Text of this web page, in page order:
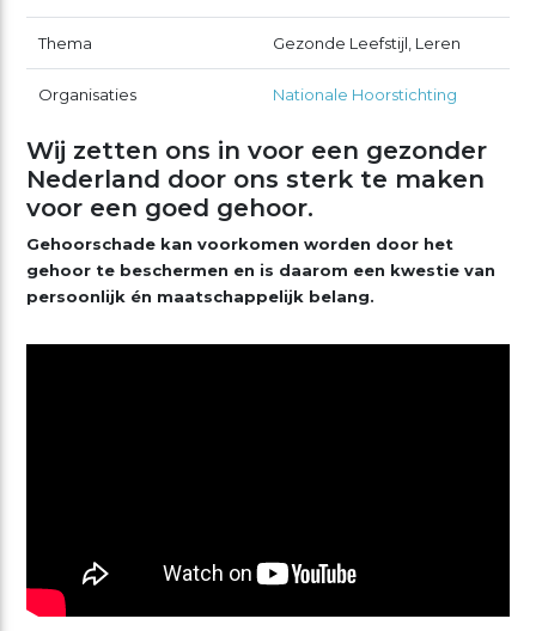
Thema Gezonde Leefstijl, Leren
Organisaties Nationale Hoorstichting
Wij zetten ons in voor een gezonder
Nederland door ons sterk te maken
voor een goed gehoor.
Gehoorschade kan voorkomen worden door het
gehoor te beschermen en is daarom een kwestie van
persoonlijk én maatschappelijk belang.